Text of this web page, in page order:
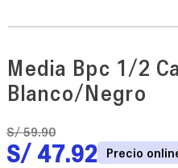
Media Bpc 1/2
Blanco/Negro
S/ 59.90
S/ 47.92